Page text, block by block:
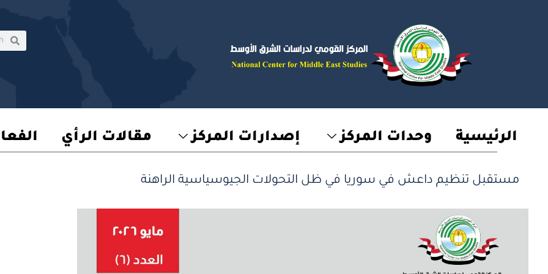
الرئيسية وحدات المركز إصدارات المركز مقالات الرأي
مستقبل تنظيم داعش في سوريا في ظل التحولات الجيوسياسية الراهنة